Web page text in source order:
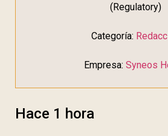
(Regulatory)
Categoría:
Empresa: Syneos
Hace 1 hora